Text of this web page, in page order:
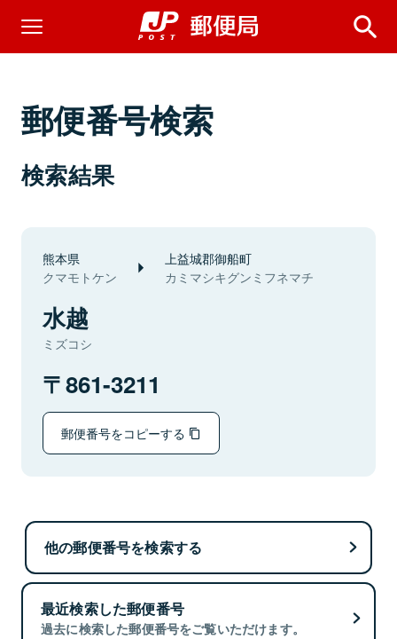
郵便番号検索
検索結果
熊本県
クマモトケン
上益城郡御船町
カミマシキグンミフネマチ
水越
ミズコシ
861-3211
郵便番号をコピーする
他の郵便番号を検索する
最近検索した郵便番号
過去に検索した郵便番号をご覧いただけます。